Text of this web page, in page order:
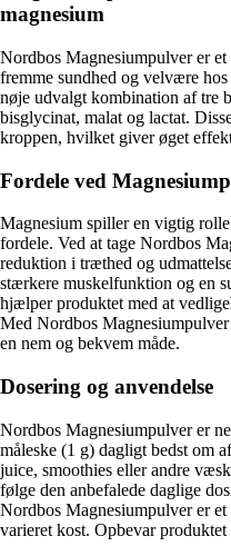
magnesium
Nordbos Magnesiumpulver er
fremme sundhed og velvære
nøje udvalgt kombination af tre
bisglycinat, malat og lactat.
kroppen, hvilket giver øget
Fordele ved
Magnesium spiller en vigtig
fordele. Ved at tage Nordbos
reduktion i træthed og
stærkere muskelfunktion og en
hjælper produktet med at
Med Nordbos
en nem og bekvem måde.
Dosering og anvendelse
Nordbos Magnesiumpulver er
måleske (1 g) dagligt bedst om
juice, smoothies eller andre
følge den anbefalede daglige
Nordbos Magnesiumpulver er
varieret kost. Opbevar